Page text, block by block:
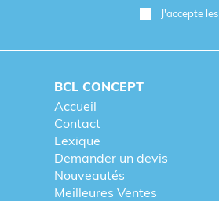
J'accepte les
BCL CONCEPT
Accueil
Contact
Lexique
Demander un devis
Nouveautés
Meilleures Ventes